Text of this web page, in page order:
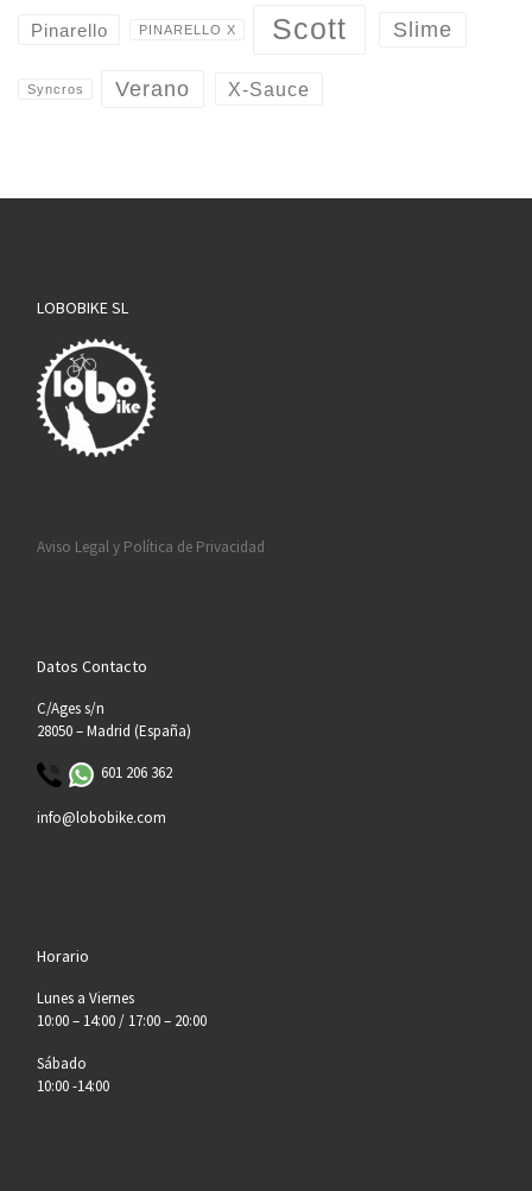
Pinarello PINARELLO X Scott Slime
Syncros Verano X-Sauce
LOBOBIKE SL
Aviso Legal y Política de Privacidad
Datos Contacto
C/Ages s/n
28050 – Madrid (España)
601 206 362
info@lobobike.com
Horario
Lunes a Viernes
10:00 – 14:00 / 17:00 – 20:00
Sábado
10:00 -14:00